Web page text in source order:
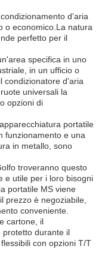
d'aria
o economico.La natura
perfetto per il
specifica in uno
in un ufficio o
condizionatore d'aria
universali la
opzioni di
portatile
funzionamento e una
in metallo, sono
troveranno questo
e utile per i loro bisogni
portatile MS viene
prezzo è negoziabile,
conveniente.
cartone, il
protetto durante il
con opzioni T/T